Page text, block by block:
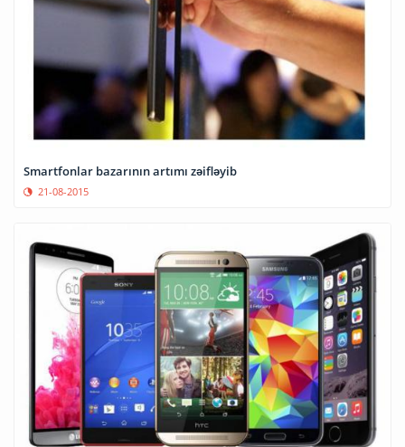
Smartfonlar bazarının artımı zəifləyib
21-08-2015